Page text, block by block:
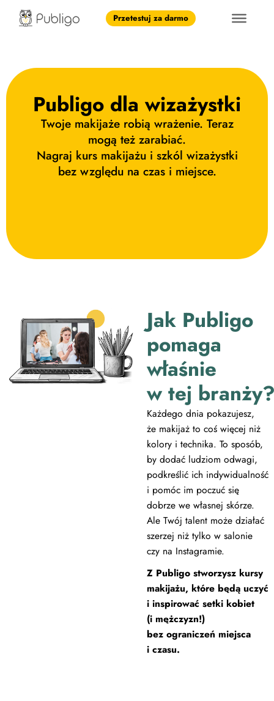
Przetestuj za darmo
Publigo dla wizażystki
Twoje makijaże robią wrażenie. Teraz
mogą też zarabiać.
Nagraj kurs makijażu i szkól wizażystki
bez względu na czas i miejsce.
Jak Publigo
pomaga
właśnie
w tej
Każdego dnia pokazujesz,
że makijaż to coś więcej niż
kolory i technika. To sposób,
by dodać ludziom odwagi,
podkreślić ich indywidualność
i pomóc im poczuć się
dobrze we własnej skórze.
Ale Twój talent może działać
szerzej niż tylko w salonie
czy na Instagramie.
Z Publigo stworzysz kursy
makijażu, które będą uczyć
i inspirować setki kobiet
(i mężczyzn!)
bez ograniczeń miejsca
i czasu.